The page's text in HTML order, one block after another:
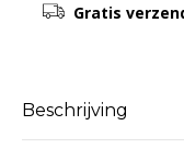
Gratis
Beschrijving